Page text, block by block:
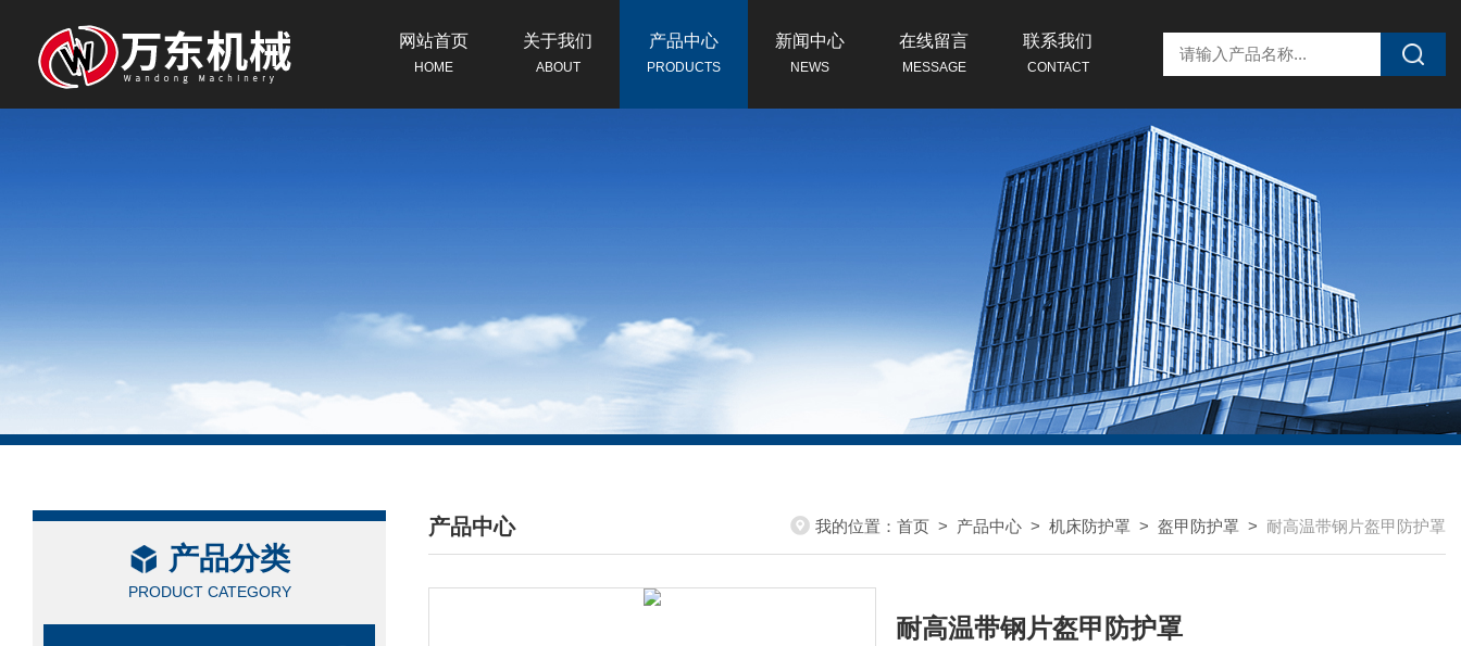
网站首页
HOME
关于我们
ABOUT
产品中心
PRODUCTS
新闻中心
NEWS
在线留言
MESSAGE
联系我们
CONTACT
产品分类
PRODUCT CATEGORY
产品中心
/ PRODUCTS CENTER
我的位置： 首页 > 产品中心 > 机床防护罩 > 盔甲防护罩 > 耐高温带钢片盔甲防护罩
耐高温带钢片盔甲防护罩